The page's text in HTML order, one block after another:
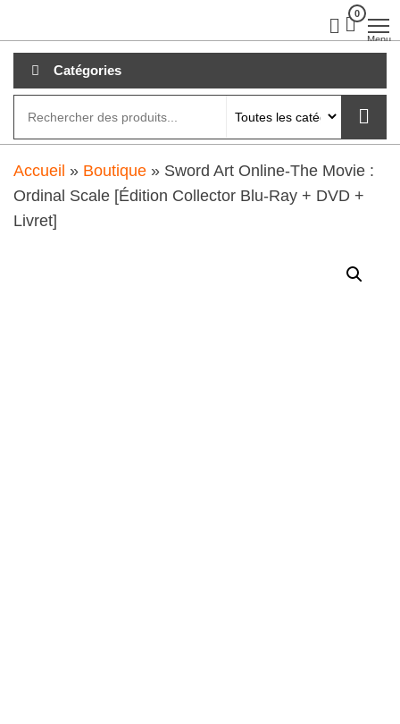
au
contenu
0
Menu
Catégories
Accueil » Boutique » Sword Art Online-The Movie :
Ordinal Scale [Édition Collector Blu-Ray + DVD +
Livret]